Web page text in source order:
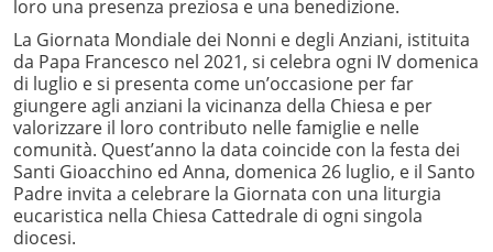
loro una presenza preziosa e una benedizione.
La Giornata Mondiale dei Nonni e degli Anziani, istituita
da Papa Francesco nel 2021, si celebra ogni IV domenica
di luglio e si presenta come un’occasione per far
giungere agli anziani la vicinanza della Chiesa e per
valorizzare il loro contributo nelle famiglie e nelle
comunità. Quest’anno la data coincide con la festa dei
Santi Gioacchino ed Anna, domenica 26 luglio, e il Santo
Padre invita a celebrare la Giornata con una liturgia
eucaristica nella Chiesa Cattedrale di ogni singola
diocesi.